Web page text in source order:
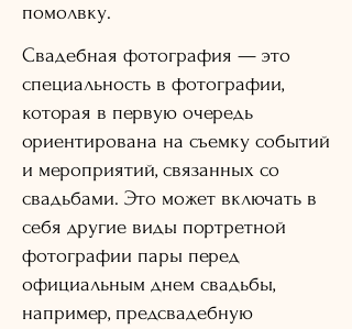
помолвку.
Свадебная фотография — это
специальность в фотографии,
которая в первую очередь
ориентирована на съемку событий
и мероприятий, связанных со
свадьбами. Это может включать в
себя другие виды портретной
фотографии пары перед
официальным днем ​​свадьбы,
например, предсвадебную